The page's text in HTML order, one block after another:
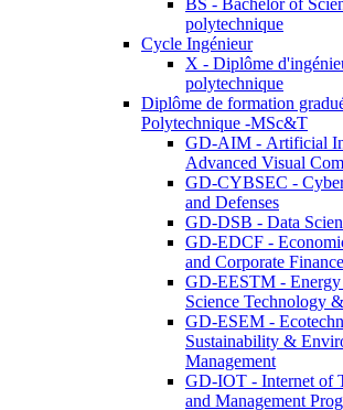
BS - Bachelor of
polytechnique
Cycle Ingénieur
X - Diplôme
polytechnique
Diplôme de formation
Polytechnique -MSc&T
GD-AIM - Artificial
Advanced Visual
GD-CYBSEC -
and Defenses
GD-DSB - Data
GD-EDCF -
and Corporate Finance
GD-EESTM -
Science Technology
GD-ESEM -
Sustainability &
Management
GD-IOT - Internet of
and Management